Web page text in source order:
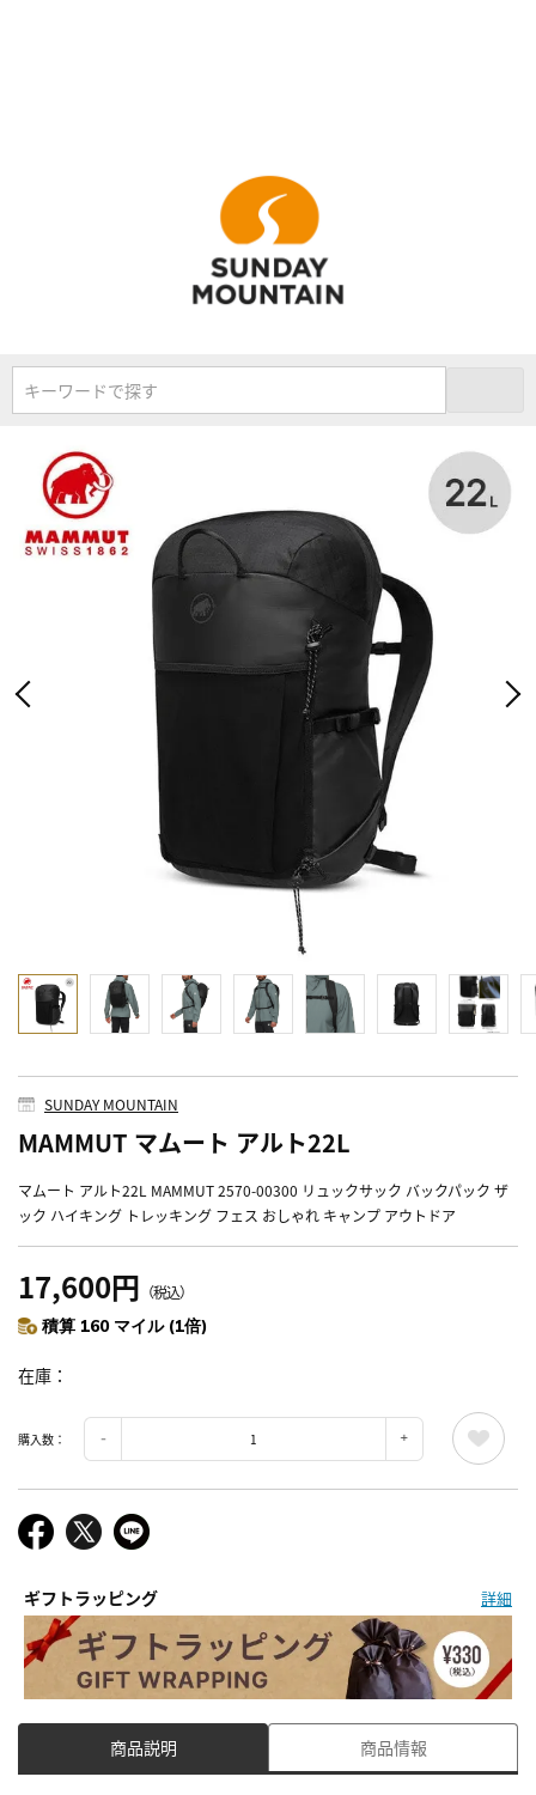
キーワードで探す
SUNDAY MOUNTAIN
MAMMUT マムート アルト22L
マムート アルト22L MAMMUT 2570-00300 リュックサック バックパック ザ
ック ハイキング トレッキング フェス おしゃれ キャンプ アウトドア
17,600円 （税込）
積算 160 マイル (1倍)
在庫
購入数：
ギフトラッピング 詳細
商品説明 商品情報